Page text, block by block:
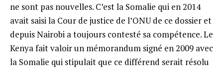
ne sont pas nouvelles. C’est la Somalie qui en 2014
avait saisi la Cour de justice de l’ONU de ce dossier et
depuis Nairobi a toujours contesté sa compétence. Le
Kenya fait valoir un mémorandum signé en 2009 avec
la Somalie qui stipulait que ce différend serait résolu